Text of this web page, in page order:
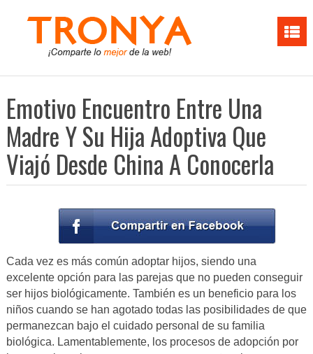
Emotivo Encuentro Entre Una
Madre Y Su Hija Adoptiva Que
Viajó Desde China A Conocerla
Cada vez es más común adoptar hijos, siendo una
excelente opción para las parejas que no pueden conseguir
ser hijos biológicamente. También es un beneficio para los
niños cuando se han agotado todas las posibilidades de que
permanezcan bajo el cuidado personal de su familia
biológica. Lamentablemente, los procesos de adopción por